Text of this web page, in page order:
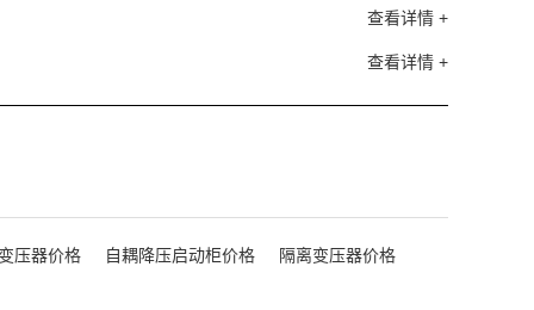
查看详情 +
查看详情 +
压器价格 自耦降压启动柜价格 隔离变压器价格